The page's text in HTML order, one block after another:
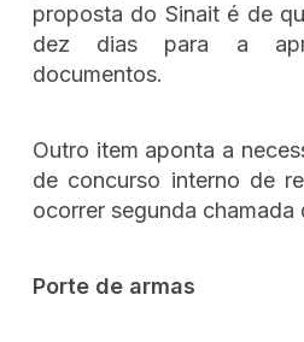
proposta do Sinait é de
dez dias para a
documentos.
Outro item aponta a
de concurso interno de
ocorrer segunda chamada
Porte de armas